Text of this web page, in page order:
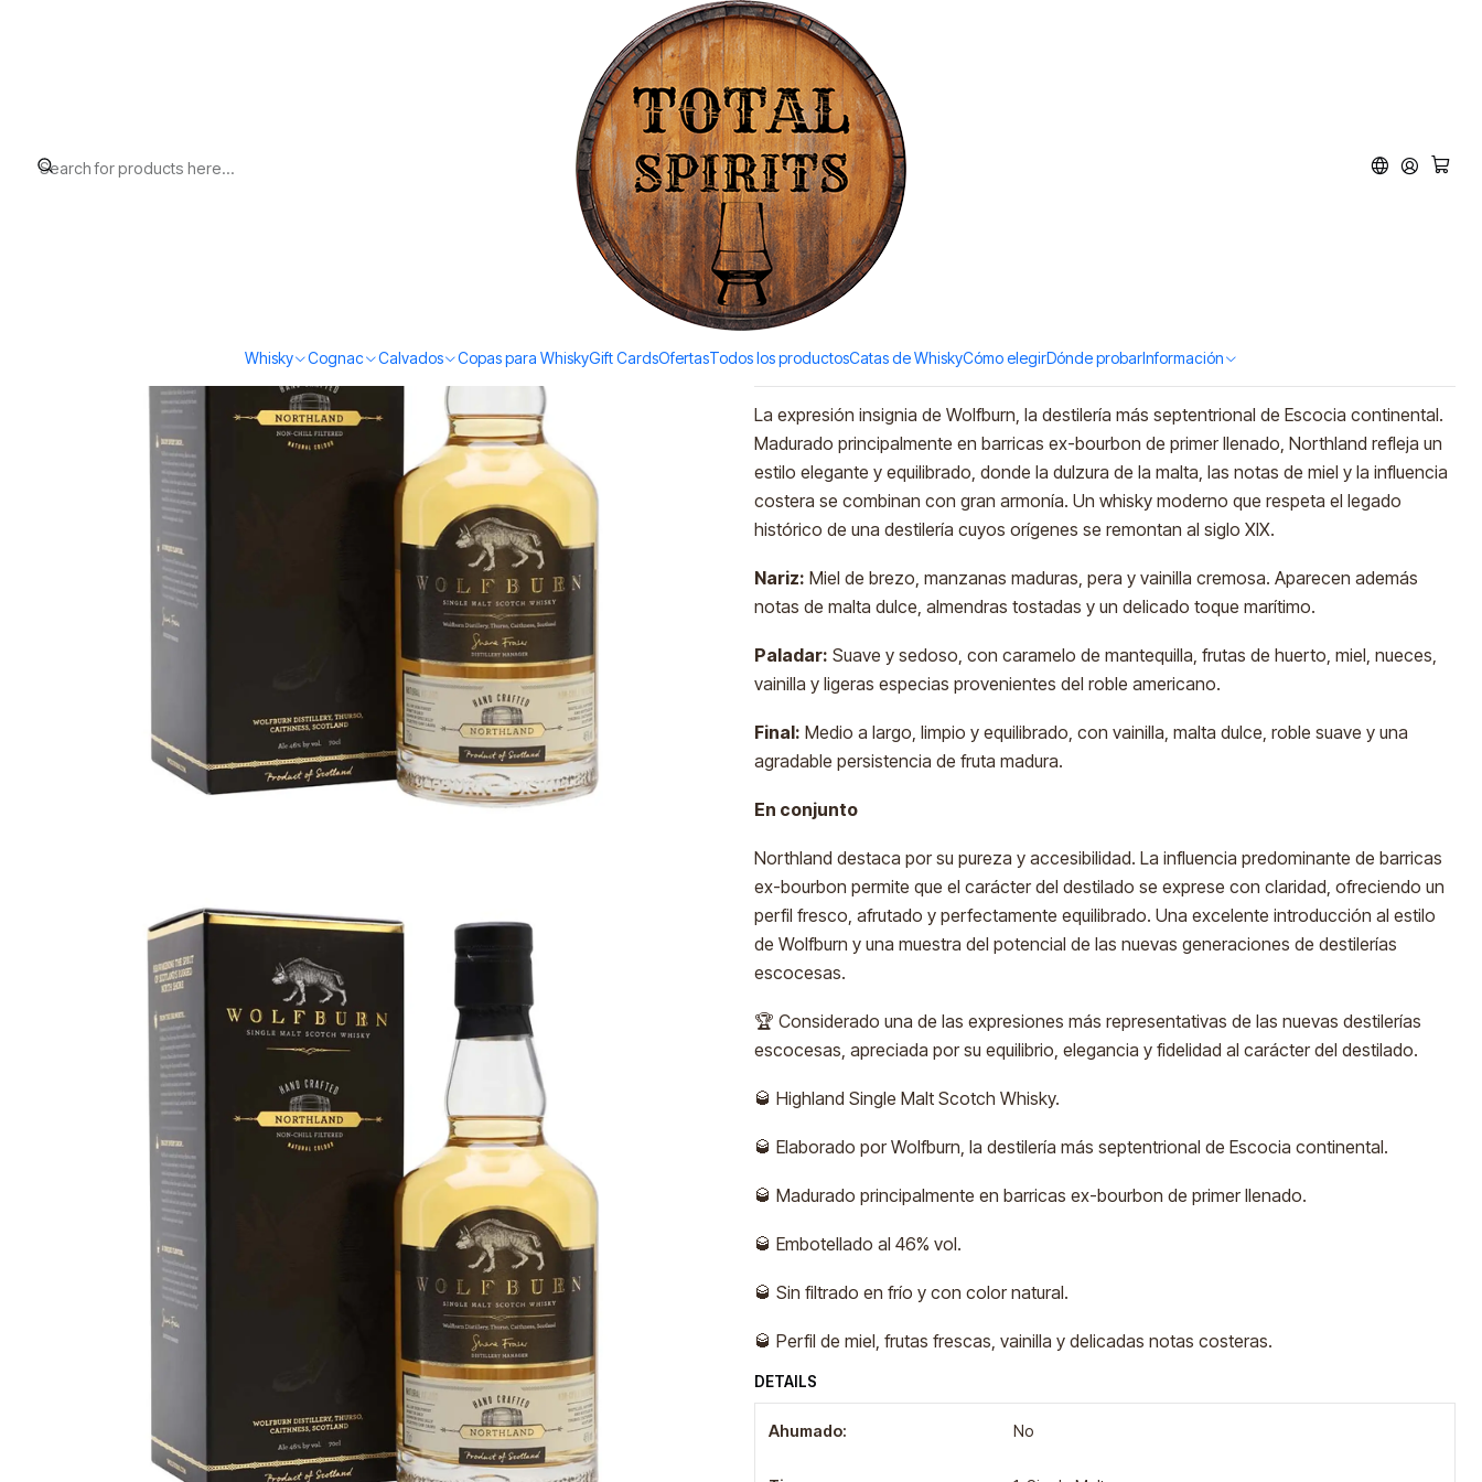
Whisky Cognac Calvados Copas para WhiskyGift CardsOfertasTodos los productosCatas de WhiskyCómo elegirDónde probarInformación
Todos los productos estan en stock. Despachamos a todo Chile.
|
Wolfburn Northland (46%vol.
750ml)
Quantity
DESCRIPTION
La expresión insignia de Wolfburn, la destilería más septentrional de Escocia continental.
Madurado principalmente en barricas ex-bourbon de primer llenado, Northland refleja un
estilo elegante y equilibrado, donde la dulzura de la malta, las notas de miel y la influencia
costera se combinan con gran armonía. Un whisky moderno que respeta el legado
histórico de una destilería cuyos orígenes se remontan al siglo XIX.
Nariz: Miel de brezo, manzanas maduras, pera y vainilla cremosa. Aparecen además
notas de malta dulce, almendras tostadas y un delicado toque marítimo.
Paladar: Suave y sedoso, con caramelo de mantequilla, frutas de huerto, miel, nueces,
vainilla y ligeras especias provenientes del roble americano.
Final: Medio a largo, limpio y equilibrado, con vainilla, malta dulce, roble suave y una
agradable persistencia de fruta madura.
En conjunto
Northland destaca por su pureza y accesibilidad. La influencia predominante de barricas
ex-bourbon permite que el carácter del destilado se exprese con claridad, ofreciendo un
perfil fresco, afrutado y perfectamente equilibrado. Una excelente introducción al estilo
de Wolfburn y una muestra del potencial de las nuevas generaciones de destilerías
escocesas.
🏆 Considerado una de las expresiones más representativas de las nuevas destilerías
escocesas, apreciada por su equilibrio, elegancia y fidelidad al carácter del destilado.
🥃 Highland Single Malt Scotch Whisky.
🥃 Elaborado por Wolfburn, la destilería más septentrional de Escocia continental.
🥃 Madurado principalmente en barricas ex-bourbon de primer llenado.
🥃 Embotellado al 46% vol.
🥃 Sin filtrado en frío y con color natural.
🥃 Perfil de miel, frutas frescas, vainilla y delicadas notas costeras.
DETAILS
Ahumado: No